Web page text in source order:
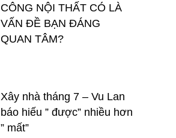
CÔNG NỘI THẤT CÓ LÀ
VẤN ĐỀ BẠN ĐÁNG
QUAN TÂM?
Xây nhà tháng 7 – Vu Lan
báo hiếu ” được” nhiều hơn
” mất”